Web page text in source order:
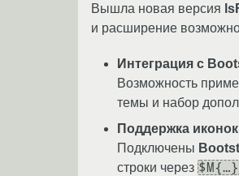
Вышла новая версия
и расширение
Интеграция с
Возможность
темы и набор
Поддержка иконок
Подключены
строки через $M{…}